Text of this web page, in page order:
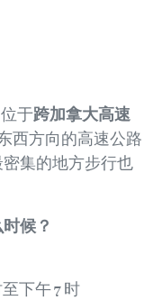
于跨加拿大高速
西方向的高速公路
集的地方步行也
候？
下午 7 时